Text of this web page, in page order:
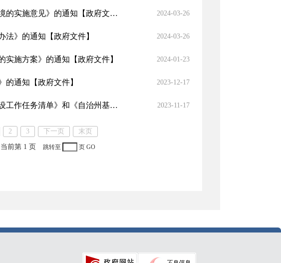
的实施意见》的通知 【政府文件】 2024-03-26
法》的通知 【政府文件】 2024-03-26
实施方案》的通知 【政府文件】 2024-01-23
的通知 【政府文件】 2023-12-17
关于印发《自治州加快推进基本养老服务体系建设工作任务清单》和《自治州基本养老服务清单》的通知 2023-11-17
2 3 下一页 末页
当前第 1 页 跳转至 页 GO